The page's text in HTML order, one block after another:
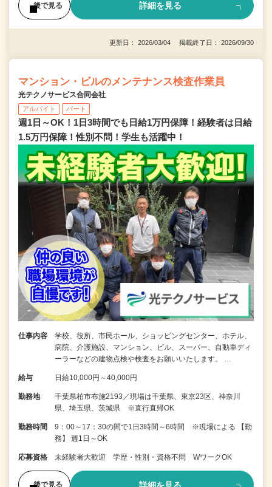
後で見る 詳細を見る
更新日： 2026/03/04 掲載終了日： 2026/09/30
マンション・ビルのメンテナンス検査作業員
光テクノサービス合同会社
アルバイト パート
週1日～OK！1日3時間でも日給1万円保障！経験者は日給
1.5万円保障！性別不問！学生も活躍中！
仕事内容
学校、役所、市民ホール、ショッピングセンター、ホテル、
病院、介護施設、マンション、ビル、スーパー、自動車ディ
ーラーなどの建物点検や検査をお願いいたします。 …
給与 日給10,000円～40,000円
勤務地
千葉県柏市布施2193／現場は千葉県、東京23区、神奈川
県、埼玉県、茨城県 ※直行直帰OK
勤務時間
9：00～17：30の間で1日3時間～6時間 ※現場による 【勤
務】 週1日～OK
応募資格 未経験者大歓迎 学歴・性別・資格不問 WワークOK
後で見る 詳細を見る